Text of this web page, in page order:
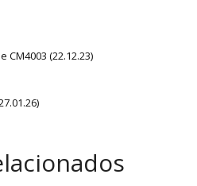
CM4003 (22.12.23)